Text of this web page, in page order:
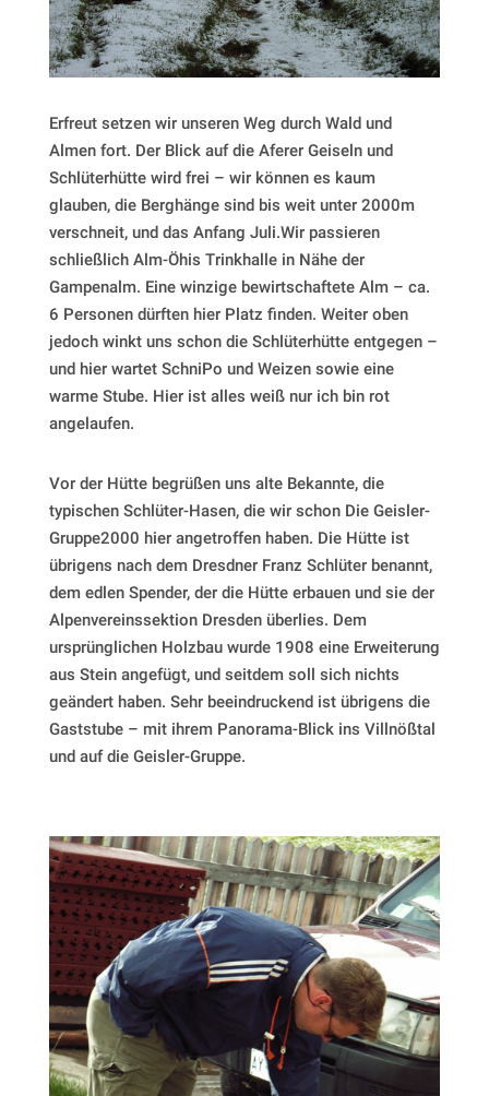
Erfreut setzen wir unseren Weg durch Wald und
Almen fort. Der Blick auf die Aferer Geiseln und
Schlüterhütte wird frei – wir können es kaum
glauben, die Berghänge sind bis weit unter 2000m
verschneit, und das Anfang Juli.Wir passieren
schließlich Alm-Öhis Trinkhalle in Nähe der
Gampenalm. Eine winzige bewirtschaftete Alm – ca.
6 Personen dürften hier Platz finden. Weiter oben
jedoch winkt uns schon die Schlüterhütte entgegen –
und hier wartet SchniPo und Weizen sowie eine
warme Stube. Hier ist alles weiß nur ich bin rot
angelaufen.
Vor der Hütte begrüßen uns alte Bekannte, die
typischen Schlüter-Hasen, die wir schon Die Geisler-
Gruppe2000 hier angetroffen haben. Die Hütte ist
übrigens nach dem Dresdner Franz Schlüter benannt,
dem edlen Spender, der die Hütte erbauen und sie der
Alpenvereinssektion Dresden überlies. Dem
ursprünglichen Holzbau wurde 1908 eine Erweiterung
aus Stein angefügt, und seitdem soll sich nichts
geändert haben. Sehr beeindruckend ist übrigens die
Gaststube – mit ihrem Panorama-Blick ins Villnößtal
und auf die Geisler-Gruppe.